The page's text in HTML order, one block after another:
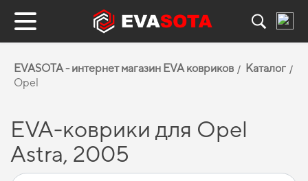
EVASOTA - интернет магазин EVA ковриков
Каталог
Opel
EVA-коврики для Opel
Astra, 2005